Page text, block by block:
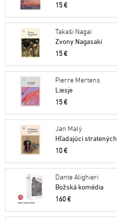
15 €
Takaši Nagai
Zvony Nagasaki
15 €
Pierre Mertens
Liesje
15 €
Jan Malý
Hľadajúci stratených
10 €
Dante Alighieri
Božská komédia
160 €